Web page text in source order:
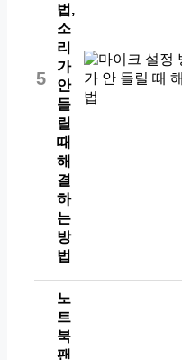
5
법,
소
리
가
안
들
릴
때
해
결
하
는
방
법
노
트
북
팬